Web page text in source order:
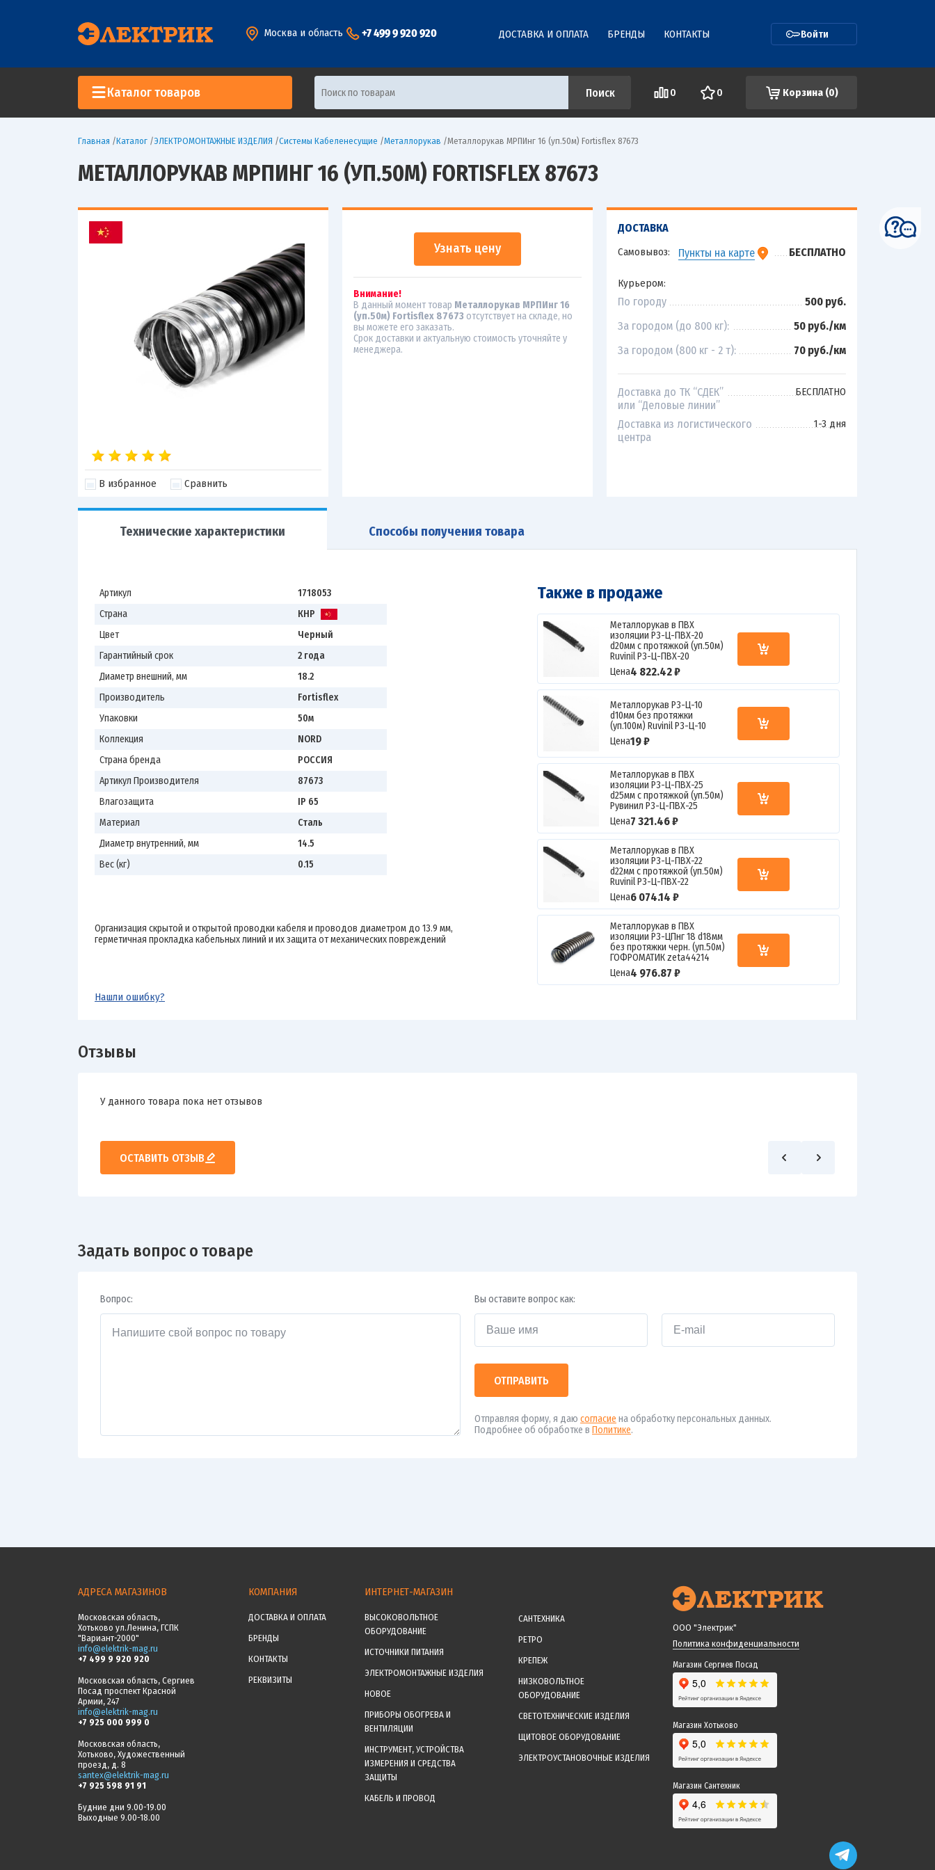
Москва и область +7 499 9 920 920 ДОСТАВКА И ОПЛАТА БРЕНДЫ КОНТАКТЫ Войти
Каталог товаров 0 0 Корзина (0)
Главная /Каталог /ЭЛЕКТРОМОНТАЖНЫЕ ИЗДЕЛИЯ /Системы Кабеленесущие /Металлорукав /Металлорукав МРПИнг 16 (уп.50м) Fortisflex 87673
МЕТАЛЛОРУКАВ МРПИНГ 16 (УП.50М) FORTISFLEX 87673
В избранное Сравнить
Узнать цену
Внимание!
В данный момент товар Металлорукав МРПИнг 16
(уп.50м) Fortisflex 87673 отсутствует на складе, но
вы можете его заказать.
Срок доставки и актуальную стоимость уточняйте у
менеджера.
ДОСТАВКА
Самовывоз: Пункты на карте БЕСПЛАТНО
Курьером:
По городу
500 руб.
За городом (до 800 кг):
50 руб./км
За городом (800 кг - 2 т):
70 руб./км
Доставка до ТК “СДЕК”
или “Деловые линии”
БЕСПЛАТНО
Доставка из логистического
центра
1-3 дня
Технические характеристики Способы получения товара
Артикул
1718053
Страна
КНР
Цвет
Черный
Гарантийный срок
2 года
Диаметр внешний, мм
18.2
Производитель
Fortisflex
Упаковки
50м
Коллекция
NORD
Страна бренда
РОССИЯ
Артикул Производителя
87673
Влагозащита
IP 65
Материал
Сталь
Диаметр внутренний, мм
14.5
Вес (кг)
0.15
Организация скрытой и открытой проводки кабеля и проводов диаметром до 13.9 мм,
герметичная прокладка кабельных линий и их защита от механических повреждений
Также в продаже
Металлорукав в ПВХ
изоляции Р3-Ц-ПВХ-20
d20мм с протяжкой (уп.50м)
Ruvinil Р3-Ц-ПВХ-20
Цена4 822.42 ₽
Металлорукав Р3-Ц-10
d10мм без протяжки
(уп.100м) Ruvinil Р3-Ц-10
Цена19 ₽
Металлорукав в ПВХ
изоляции Р3-Ц-ПВХ-25
d25мм с протяжкой (уп.50м)
Рувинил Р3-Ц-ПВХ-25
Цена7 321.46 ₽
Металлорукав в ПВХ
изоляции Р3-Ц-ПВХ-22
d22мм с протяжкой (уп.50м)
Ruvinil Р3-Ц-ПВХ-22
Цена6 074.14 ₽
Металлорукав в ПВХ
изоляции Р3-ЦПнг 18 d18мм
без протяжки черн. (уп.50м)
ГОФРОМАТИК zeta44214
Цена4 976.87 ₽
Нашли ошибку?
Отзывы
У данного товара пока нет отзывов
ОСТАВИТЬ ОТЗЫВ
Задать вопрос о товаре
Вопрос: Вы оставите вопрос как:
ОТПРАВИТЬ
Отправляя форму, я даю согласие на обработку персональных данных.
Подробнее об обработке в Политике.
АДРЕСА МАГАЗИНОВ
Московская область,
Хотьково ул.Ленина, ГСПК
"Вариант-2000"
info@elektrik-mag.ru
+7 499 9 920 920
Московская область, Сергиев
Посад проспект Красной
Армии, 247
info@elektrik-mag.ru
+7 925 000 999 0
Московская область,
Хотьково, Художественный
проезд, д. 8
santex@elektrik-mag.ru
+7 925 598 91 91
Будние дни 9.00-19.00
Выходные 9.00-18.00
КОМПАНИЯ
ДОСТАВКА И ОПЛАТА
БРЕНДЫ
КОНТАКТЫ
РЕКВИЗИТЫ
ИНТЕРНЕТ-МАГАЗИН
ВЫСОКОВОЛЬТНОЕ
ОБОРУДОВАНИЕ
ИСТОЧНИКИ ПИТАНИЯ
ЭЛЕКТРОМОНТАЖНЫЕ ИЗДЕЛИЯ
НОВОЕ
ПРИБОРЫ ОБОГРЕВА И
ВЕНТИЛЯЦИИ
ИНСТРУМЕНТ, УСТРОЙСТВА
ИЗМЕРЕНИЯ И СРЕДСТВА
ЗАЩИТЫ
КАБЕЛЬ И ПРОВОД
САНТЕХНИКА
РЕТРО
КРЕПЕЖ
НИЗКОВОЛЬТНОЕ
ОБОРУДОВАНИЕ
СВЕТОТЕХНИЧЕСКИЕ ИЗДЕЛИЯ
ЩИТОВОЕ ОБОРУДОВАНИЕ
ЭЛЕКТРОУСТАНОВОЧНЫЕ ИЗДЕЛИЯ
ООО "Электрик"
Политика конфиденциальности
Магазин Сергиев Посад
Магазин Хотьково
Магазин Сантехник